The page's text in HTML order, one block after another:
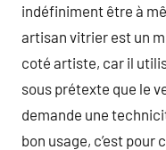
indéfiniment être à
artisan vitrier est un
coté artiste, car il
sous prétexte que le
demande une
bon usage, c’est pour